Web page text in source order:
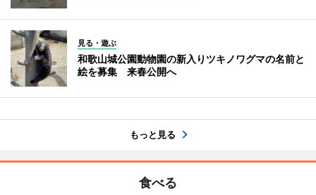
見る・遊ぶ
和歌山城公園動物園の新入りツキノワグマの名前と
絵を募集 来春公開へ
もっと見る
食べる